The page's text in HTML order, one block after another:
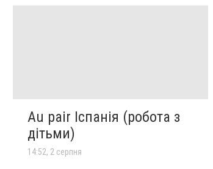
Au pair Іспанія (робота з
дітьми)
14:52, 2 серпня